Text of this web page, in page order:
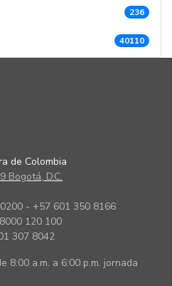
236
40110
de Colombia
Bogotá, D.C.
- +57 601 350 8166
120 100
307 8042
8:00 a.m. a 6:00 p.m. jornada